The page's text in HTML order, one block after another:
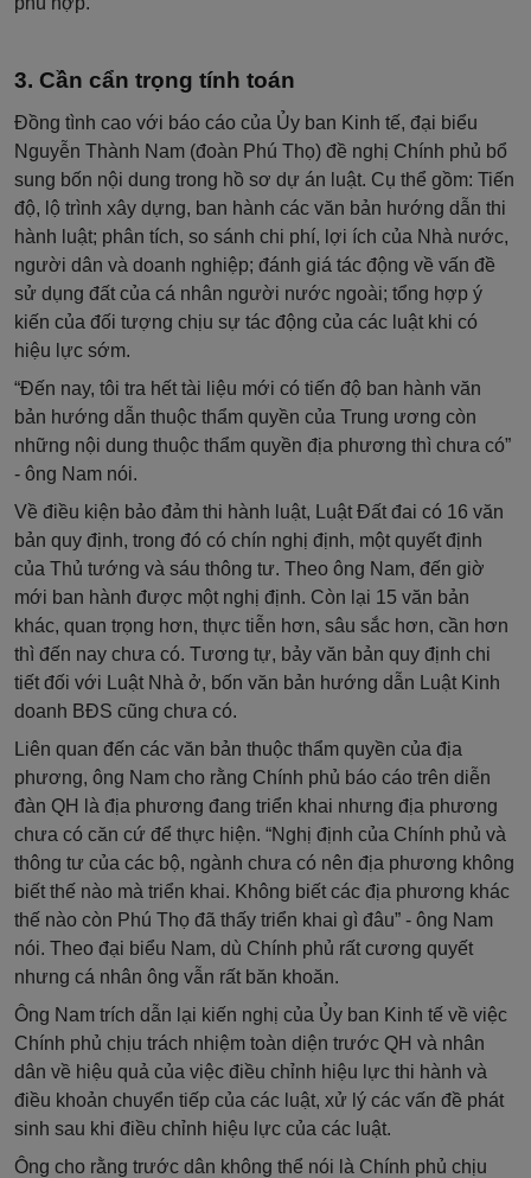
Cần cẩn trọng tính toán
Đồng tình cao với báo cáo của Ủy ban Kinh tế, đại biểu
Nguyễn Thành Nam (đoàn Phú Thọ) đề nghị Chính phủ bổ
sung bốn nội dung trong hồ sơ dự án luật. Cụ thể gồm: Tiến
độ, lộ trình xây dựng, ban hành các văn bản hướng dẫn thi
hành luật; phân tích, so sánh chi phí, lợi ích của Nhà nước,
người dân và doanh nghiệp; đánh giá tác động về vấn đề
sử dụng đất của cá nhân người nước ngoài; tổng hợp ý
kiến của đối tượng chịu sự tác động của các luật khi có
hiệu lực sớm.
“Đến nay, tôi tra hết tài liệu mới có tiến độ ban hành văn
bản hướng dẫn thuộc thẩm quyền của Trung ương còn
những nội dung thuộc thẩm quyền địa phương thì chưa có”
- ông Nam nói.
Về điều kiện bảo đảm thi hành luật, Luật Đất đai có 16 văn
bản quy định, trong đó có chín nghị định, một quyết định
của Thủ tướng và sáu thông tư. Theo ông Nam, đến giờ
mới ban hành được một nghị định. Còn lại 15 văn bản
khác, quan trọng hơn, thực tiễn hơn, sâu sắc hơn, cần hơn
thì đến nay chưa có. Tương tự, bảy văn bản quy định chi
tiết đối với Luật Nhà ở, bốn văn bản hướng dẫn Luật Kinh
doanh BĐS cũng chưa có.
Liên quan đến các văn bản thuộc thẩm quyền của địa
phương, ông Nam cho rằng Chính phủ báo cáo trên diễn
đàn QH là địa phương đang triển khai nhưng địa phương
chưa có căn cứ để thực hiện. “Nghị định của Chính phủ và
thông tư của các bộ, ngành chưa có nên địa phương không
biết thế nào mà triển khai. Không biết các địa phương khác
thế nào còn Phú Thọ đã thấy triển khai gì đâu” - ông Nam
nói. Theo đại biểu Nam, dù Chính phủ rất cương quyết
nhưng cá nhân ông vẫn rất băn khoăn.
Ông Nam trích dẫn lại kiến nghị của Ủy ban Kinh tế về việc
Chính phủ chịu trách nhiệm toàn diện trước QH và nhân
dân về hiệu quả của việc điều chỉnh hiệu lực thi hành và
điều khoản chuyển tiếp của các luật, xử lý các vấn đề phát
sinh sau khi điều chỉnh hiệu lực của các luật.
Ông cho rằng trước dân không thể nói là Chính phủ chịu